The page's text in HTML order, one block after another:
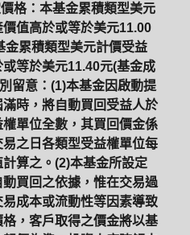
格：本基金累積類型美元
值高於或等於美元11.00
金累積類型美元計價受益
等於美元11.40元(基金成
留意：(1)本基金因啟動提
時，將自動買回受益人於
單位全數，其買回價金係
之日各類型受益權單位每
算之。(2)本基金所設定
買回之依據，惟在交易過
成本或流動性等因素導致
，客戶取得之價金將以基